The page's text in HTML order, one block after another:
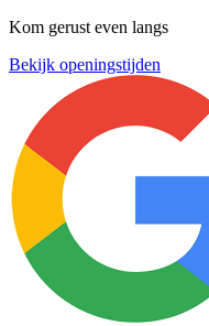
Kom gerust even langs
Bekijk openingstijden